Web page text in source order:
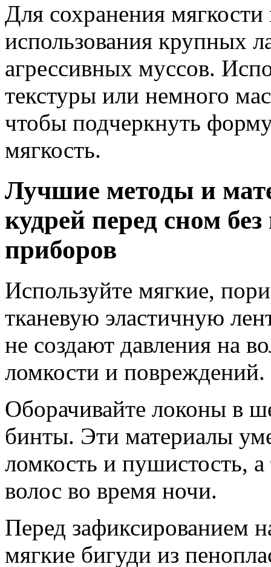
Для сохранения мягкости
использования крупных
агрессивных муссов.
текстуры или немного
чтобы подчеркнуть
мягкость.
Лучшие методы и
кудрей перед сном
приборов
Используйте мягкие,
тканевую эластичную
не создают давления на
ломкости и повреждений.
Оборачивайте локоны в
бинты. Эти материалы
ломкость и пушистость,
волос во время ночи.
Перед зафиксированием
мягкие бигуди из